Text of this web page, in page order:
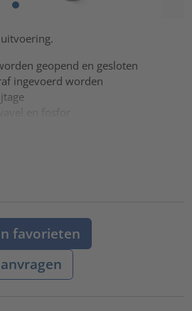
geopend en gesloten
ingevoerd worden
en fosfor
favorieten